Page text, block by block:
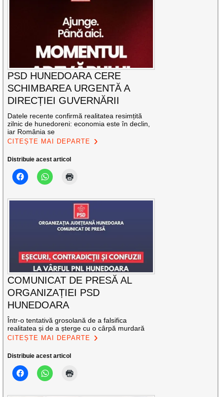
PSD HUNEDOARA CERE
SCHIMBAREA URGENTĂ A
DIRECȚIEI GUVERNĂRII
Datele recente confirmă realitatea resimțită
zilnic de hunedoreni: economia este în declin,
iar România se
CITEȘTE MAI DEPARTE
Distribuie acest articol
COMUNICAT DE PRESĂ AL
ORGANIZAȚIEI PSD
HUNEDOARA
Într-o tentativă grosolană de a falsifica
realitatea și de a șterge cu o cârpă murdară
CITEȘTE MAI DEPARTE
Distribuie acest articol